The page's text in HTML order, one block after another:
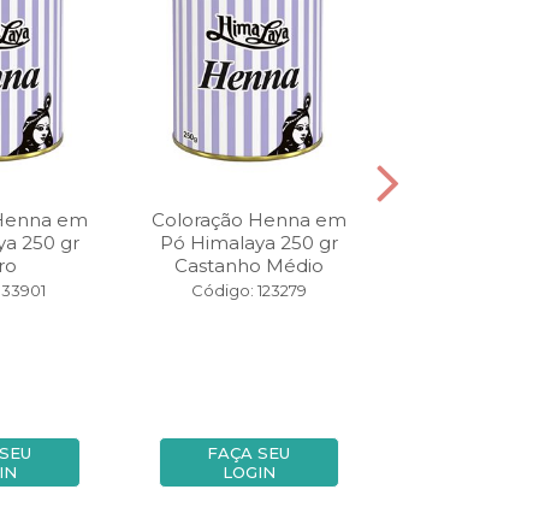
em
250 gr
Coloração Henna em
Pó Himalaya 250 gr
Castanho Médio
Código: 123279
FAÇA SEU
LOGIN